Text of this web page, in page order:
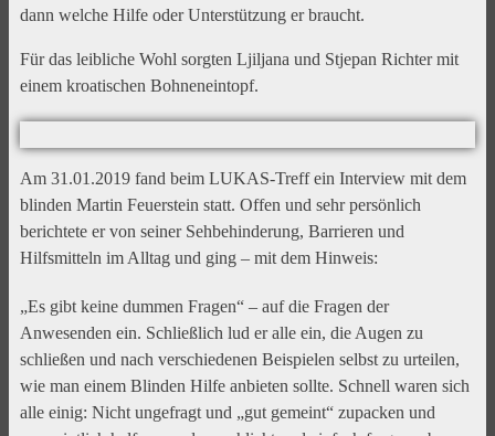
dann welche Hilfe oder Unterstützung er braucht.
Für das leibliche Wohl sorgten Ljiljana und Stjepan Richter mit
einem kroatischen Bohneneintopf.
Am 31.01.2019 fand beim LUKAS-Treff ein Interview mit dem
blinden Martin Feuerstein statt. Offen und sehr persönlich
berichtete er von seiner Sehbehinderung, Barrieren und
Hilfsmitteln im Alltag und ging – mit dem Hinweis:
„Es gibt keine dummen Fragen“ – auf die Fragen der
Anwesenden ein. Schließlich lud er alle ein, die Augen zu
schließen und nach verschiedenen Beispielen selbst zu urteilen,
wie man einem Blinden Hilfe anbieten sollte. Schnell waren sich
alle einig: Nicht ungefragt und „gut gemeint“ zupacken und